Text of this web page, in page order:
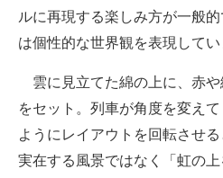
ルに再現する楽しみ方が一般
は個性的な世界観を表現してい
雲に見立てた綿の上に、赤
をセット。列車が角度を変え
ようにレイアウトを回転させ
実在する風景ではなく「虹の